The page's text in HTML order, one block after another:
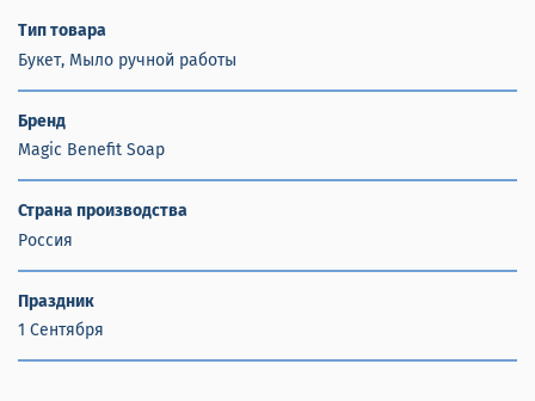
Тип товара
Букет, Мыло ручной работы
Бренд
Magic Benefit Soap
Страна производства
Россия
Праздник
1 Сентября